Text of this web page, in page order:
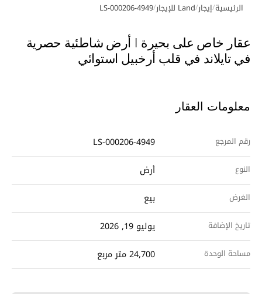
معرض الصور
الرئيسية/إيجار/Land للإيجار /
LS-000206-4949
عقار خاص على بحيرة | أرض شاطئية حصرية
في تايلاند في قلب أرخبيل استوائي
معلومات العقار
رقم المرجع LS-000206-4949
النوع أرض
الغرض بيع
تاريخ الإضافة يوليو 19, 2026
مساحة الوحدة 24,700 متر مربع